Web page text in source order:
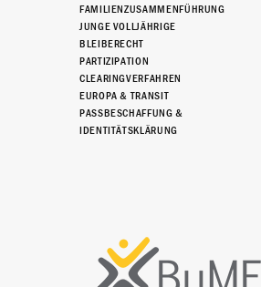
FAMILIENZUSAMMENFÜHRUNG
JUNGE VOLLJÄHRIGE
BLEIBERECHT
PARTIZIPATION
CLEARINGVERFAHREN
EUROPA & TRANSIT
PASSBESCHAFFUNG &
IDENTITÄTSKLÄRUNG